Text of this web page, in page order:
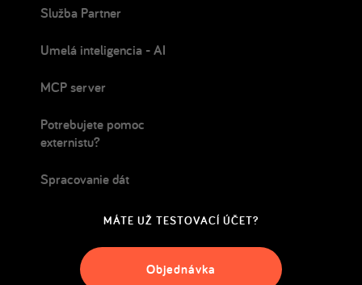
Služba Partner
Umelá inteligencia - AI
MCP server
Potrebujete pomoc
externistu?
Spracovanie dát
MÁTE UŽ TESTOVACÍ ÚČET?
Objednávka